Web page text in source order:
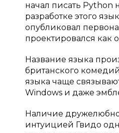
начал писать Python
разработке этого
опубликовал
проектировался как
Название языка
британского
языка чаще
Windows и даже
Наличие
интуицией Гвидо